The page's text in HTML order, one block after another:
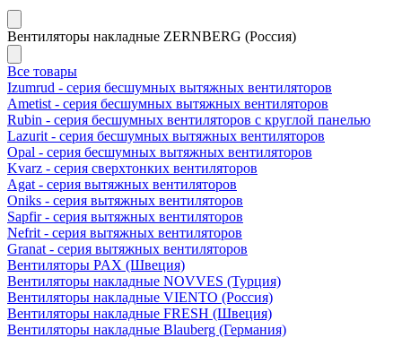
Вентиляторы накладные ZERNBERG (Россия)
Все товары
Izumrud - серия бесшумных вытяжных вентиляторов
Ametist - серия бесшумных вытяжных вентиляторов
Rubin - серия бесшумных вентиляторов с круглой панелью
Lazurit - серия бесшумных вытяжных вентиляторов
Opal - серия бесшумных вытяжных вентиляторов
Kvarz - серия сверхтонких вентиляторов
Agat - серия вытяжных вентиляторов
Oniks - серия вытяжных вентиляторов
Sapfir - серия вытяжных вентиляторов
Nefrit - серия вытяжных вентиляторов
Granat - серия вытяжных вентиляторов
Вентиляторы PAX (Швеция)
Вентиляторы накладные NOVVES (Турция)
Вентиляторы накладные VIENTO (Россия)
Вентиляторы накладные FRESH (Швеция)
Вентиляторы накладные Blauberg (Германия)